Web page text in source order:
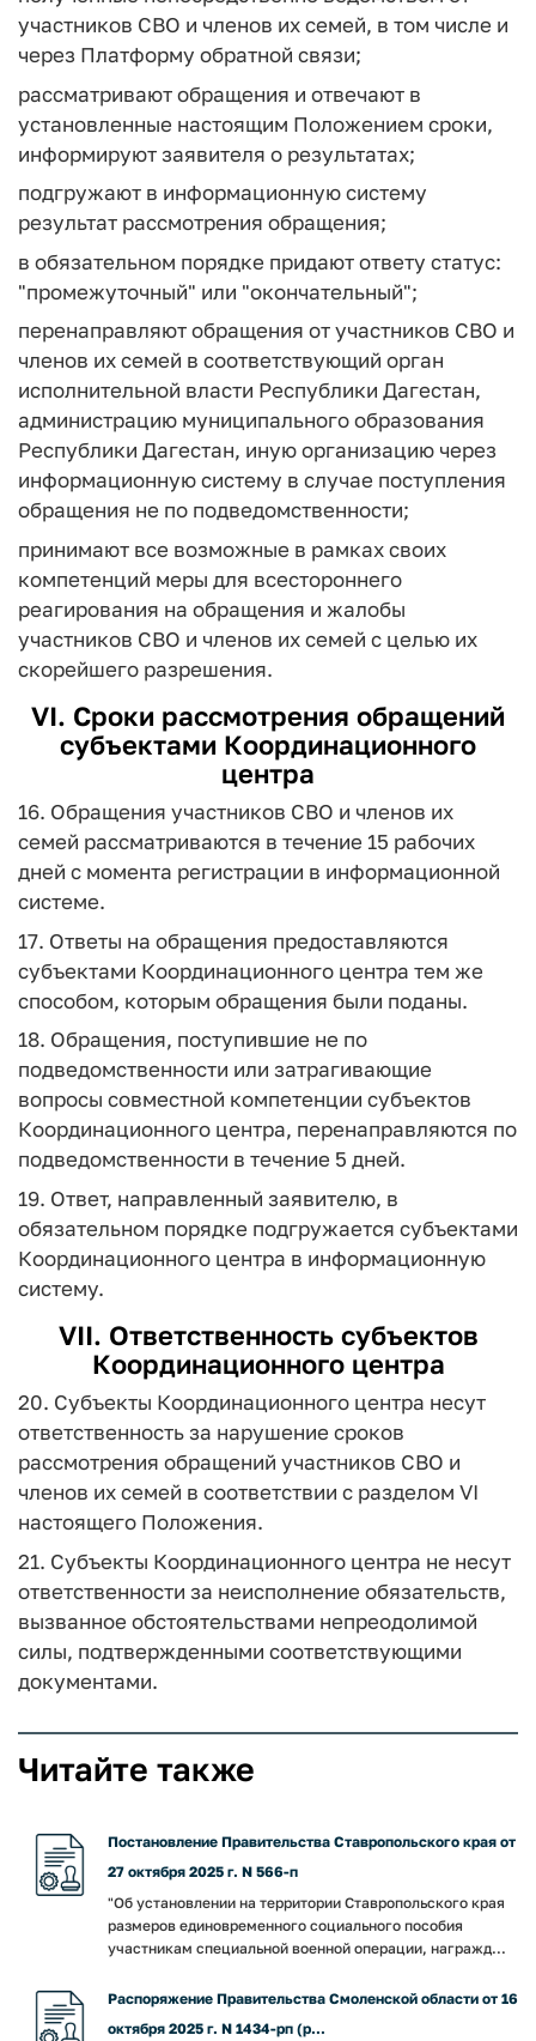
участников СВО и членов их семей, в том числе и
через Платформу обратной связи;
рассматривают обращения и отвечают в
установленные настоящим Положением сроки,
информируют заявителя о результатах;
подгружают в информационную систему
результат рассмотрения обращения;
в обязательном порядке придают ответу статус:
"промежуточный" или "окончательный";
перенаправляют обращения от участников СВО и
членов их семей в соответствующий орган
исполнительной власти Республики Дагестан,
администрацию муниципального образования
Республики Дагестан, иную организацию через
информационную систему в случае поступления
обращения не по подведомственности;
принимают все возможные в рамках своих
компетенций меры для всестороннего
реагирования на обращения и жалобы
участников СВО и членов их семей с целью их
скорейшего разрешения.
VI. Сроки рассмотрения обращений
субъектами Координационного
центра
16. Обращения участников СВО и членов их
семей рассматриваются в течение 15 рабочих
дней с момента регистрации в информационной
системе.
17. Ответы на обращения предоставляются
субъектами Координационного центра тем же
способом, которым обращения были поданы.
18. Обращения, поступившие не по
подведомственности или затрагивающие
вопросы совместной компетенции субъектов
Координационного центра, перенаправляются по
подведомственности в течение 5 дней.
19. Ответ, направленный заявителю, в
обязательном порядке подгружается субъектами
Координационного центра в информационную
систему.
VII. Ответственность субъектов
Координационного центра
20. Субъекты Координационного центра несут
ответственность за нарушение сроков
рассмотрения обращений участников СВО и
членов их семей в соответствии с разделом VI
настоящего Положения.
21. Субъекты Координационного центра не несут
ответственности за неисполнение обязательств,
вызванное обстоятельствами непреодолимой
силы, подтвержденными соответствующими
документами.
Читайте также
Постановление Правительства Ставропольского края от
27 октября 2025 г. N 566-п
"Об установлении на территории Ставропольского края
размеров единовременного социального пособия
участникам специальной военной операции, награжд...
Распоряжение Правительства Смоленской области от 16
октября 2025 г. N 1434-рп (р...